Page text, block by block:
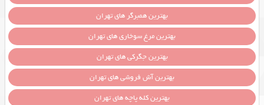
بهترین همبرگر های تهران
بهترین مرغ سوخاری های تهران
بهترین جگرکی های تهران
بهترین آش فروشی های تهران
بهترین کله پاچه های تهران